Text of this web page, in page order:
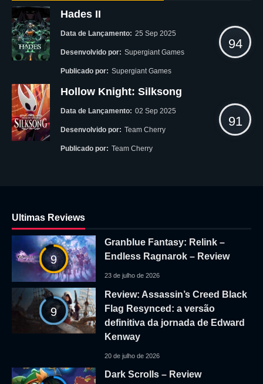
Hades II
Data de Lançamento: 25 Sep 2025
Desenvolvido por: Supergiant Games
Publicado por: Supergiant Games
94
Hollow Knight: Silksong
Data de Lançamento: 02 Sep 2025
Desenvolvido por: Team Cherry
Publicado por: Team Cherry
91
Ultimas Reviews
9
Granblue Fantasy: Relink –
Endless Ragnarok – Review
23 de julho de 2026
9
Review: Assassin’s Creed Black
Flag Resynced: a versão
definitiva da jornada de Edward
Kenway
20 de julho de 2026
Dark Scrolls – Review